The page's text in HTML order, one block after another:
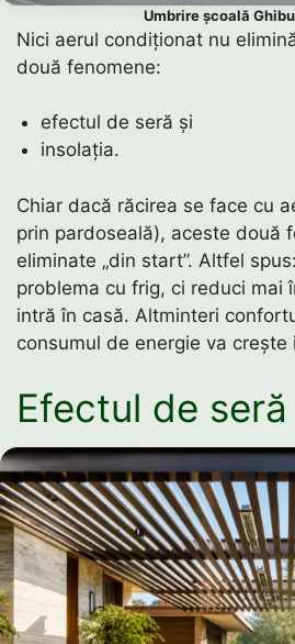
Umbrire școală
Nici aerul condiționat nu
două fenomene:
efectul de seră și
insolația.
Chiar dacă răcirea se face cu
prin pardoseală), aceste două
eliminate „din start”. Altfel
problema cu frig, ci reduci mai
intră în casă. Altminteri
consumul de energie va crește
Efectul de seră